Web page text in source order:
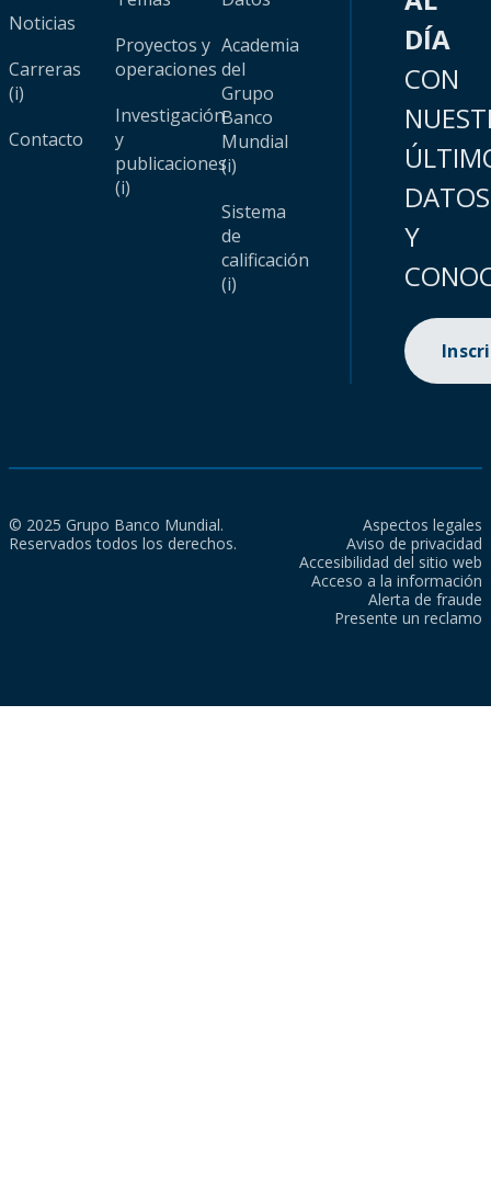
Noticias
Carreras
(i)
Contacto
Proyectos y
operaciones
Investigación
y
publicaciones
(i)
Academia
del
Grupo
Banco
Mundial
(i)
Sistema
de
calificación
(i)
DÍA
CON
DATOS
Y
© 2025 Grupo Banco Mundial.
Reservados todos los derechos.
Aspectos legales
Aviso de privacidad
Accesibilidad del sitio web
Acceso a la información
Alerta de fraude
Presente un reclamo